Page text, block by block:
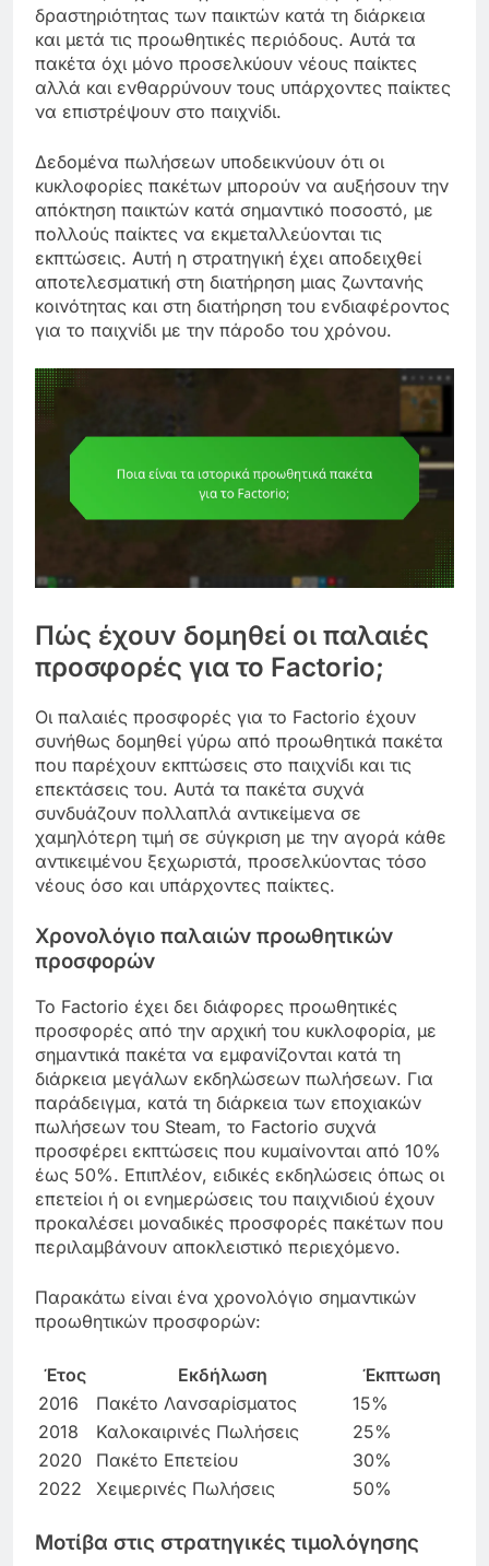
δραστηριότητας των παικτών κατά τη διάρκεια
και μετά τις προωθητικές περιόδους. Αυτά τα
πακέτα όχι μόνο προσελκύουν νέους παίκτες
αλλά και ενθαρρύνουν τους υπάρχοντες παίκτες
να επιστρέψουν στο παιχνίδι.
Δεδομένα πωλήσεων υποδεικνύουν ότι οι
κυκλοφορίες πακέτων μπορούν να αυξήσουν την
απόκτηση παικτών κατά σημαντικό ποσοστό, με
πολλούς παίκτες να εκμεταλλεύονται τις
εκπτώσεις. Αυτή η στρατηγική έχει αποδειχθεί
αποτελεσματική στη διατήρηση μιας ζωντανής
κοινότητας και στη διατήρηση του ενδιαφέροντος
για το παιχνίδι με την πάροδο του χρόνου.
Πώς έχουν δομηθεί οι παλαιές
προσφορές για το Factorio;
Οι παλαιές προσφορές για το Factorio έχουν
συνήθως δομηθεί γύρω από προωθητικά πακέτα
που παρέχουν εκπτώσεις στο παιχνίδι και τις
επεκτάσεις του. Αυτά τα πακέτα συχνά
συνδυάζουν πολλαπλά αντικείμενα σε
χαμηλότερη τιμή σε σύγκριση με την αγορά κάθε
αντικειμένου ξεχωριστά, προσελκύοντας τόσο
νέους όσο και υπάρχοντες παίκτες.
Χρονολόγιο παλαιών προωθητικών
προσφορών
Το Factorio έχει δει διάφορες προωθητικές
προσφορές από την αρχική του κυκλοφορία, με
σημαντικά πακέτα να εμφανίζονται κατά τη
διάρκεια μεγάλων εκδηλώσεων πωλήσεων. Για
παράδειγμα, κατά τη διάρκεια των εποχιακών
πωλήσεων του Steam, το Factorio συχνά
προσφέρει εκπτώσεις που κυμαίνονται από 10%
έως 50%. Επιπλέον, ειδικές εκδηλώσεις όπως οι
επετείοι ή οι ενημερώσεις του παιχνιδιού έχουν
προκαλέσει μοναδικές προσφορές πακέτων που
περιλαμβάνουν αποκλειστικό περιεχόμενο.
Παρακάτω είναι ένα χρονολόγιο σημαντικών
προωθητικών προσφορών:
Έτος Εκδήλωση
Έκπτωση
2016
Πακέτο Λανσαρίσματος
15%
2018
Καλοκαιρινές Πωλήσεις
25%
2020
Πακέτο Επετείου
30%
2022
Χειμερινές Πωλήσεις 50%
Μοτίβα στις στρατηγικές τιμολόγησης